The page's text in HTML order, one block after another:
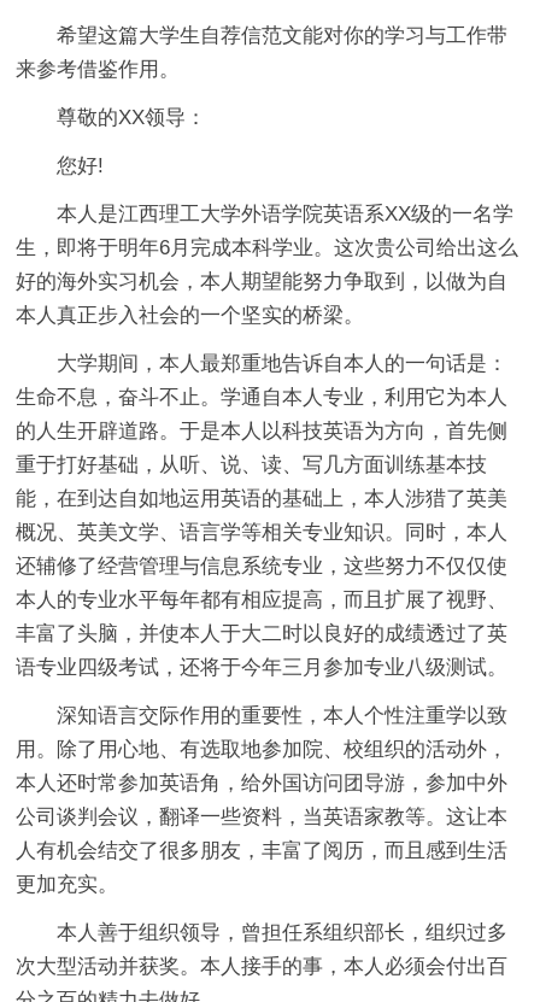
希望这篇大学生自荐信范文能对你的学习与工作带
来参考借鉴作用。
尊敬的XX领导：
您好!
本人是江西理工大学外语学院英语系XX级的一名学
生，即将于明年6月完成本科学业。这次贵公司给出这么
好的海外实习机会，本人期望能努力争取到，以做为自
本人真正步入社会的一个坚实的桥梁。
大学期间，本人最郑重地告诉自本人的一句话是：
生命不息，奋斗不止。学通自本人专业，利用它为本人
的人生开辟道路。于是本人以科技英语为方向，首先侧
重于打好基础，从听、说、读、写几方面训练基本技
能，在到达自如地运用英语的基础上，本人涉猎了英美
概况、英美文学、语言学等相关专业知识。同时，本人
还辅修了经营管理与信息系统专业，这些努力不仅仅使
本人的专业水平每年都有相应提高，而且扩展了视野、
丰富了头脑，并使本人于大二时以良好的成绩透过了英
语专业四级考试，还将于今年三月参加专业八级测试。
深知语言交际作用的重要性，本人个性注重学以致
用。除了用心地、有选取地参加院、校组织的活动外，
本人还时常参加英语角，给外国访问团导游，参加中外
公司谈判会议，翻译一些资料，当英语家教等。这让本
人有机会结交了很多朋友，丰富了阅历，而且感到生活
更加充实。
本人善于组织领导，曾担任系组织部长，组织过多
次大型活动并获奖。本人接手的事，本人必须会付出百